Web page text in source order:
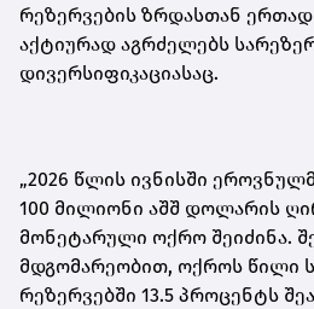
რეზერვების ზრდასთან
აქტიურად აგრძელებს
დივერსიფიკაციასაც.
„2026 წლის ივნისში
100 მილიონი აშშ დოლარის
მონეტარული ოქრო შეიძინა.
მდგომარეობით, ოქროს წილი
რეზერვებში 13.5 პროცენტს